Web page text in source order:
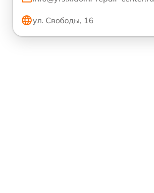
ул. Свободы, 16